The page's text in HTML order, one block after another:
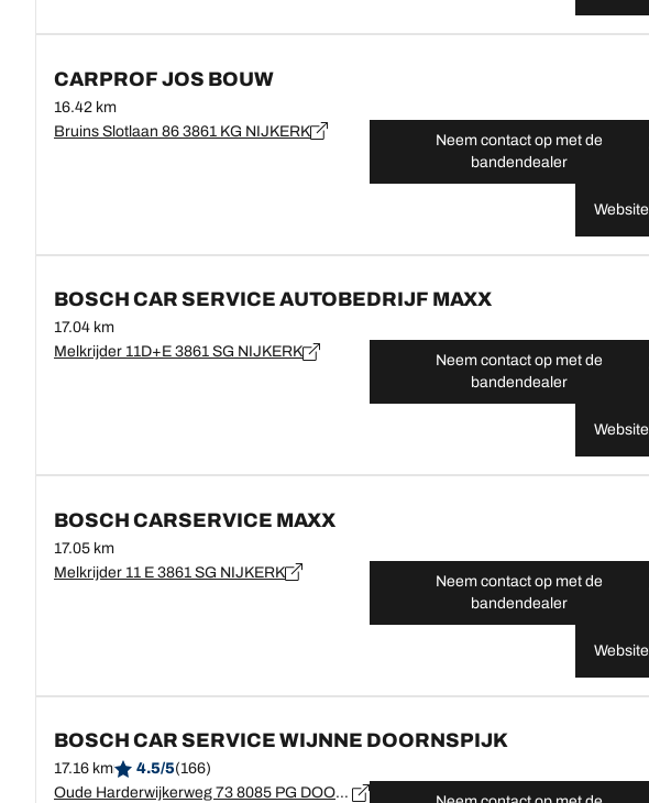
CARPROF JOS BOUW
16.42 km
Bruins Slotlaan 86 3861 KG NIJKERK
Neem contact op met de
bandendealer
Website
BOSCH CAR SERVICE AUTOBEDRIJF MAXX
17.04 km
Melkrijder 11D+E 3861 SG NIJKERK
Neem contact op met de
bandendealer
Website
BOSCH CARSERVICE MAXX
17.05 km
Melkrijder 11 E 3861 SG NIJKERK
Neem contact op met de
bandendealer
Website
BOSCH CAR SERVICE WIJNNE DOORNSPIJK
17.16 km 4.5/5(166)
Oude Harderwijkerweg 73 8085 PG DOORNSPIJK